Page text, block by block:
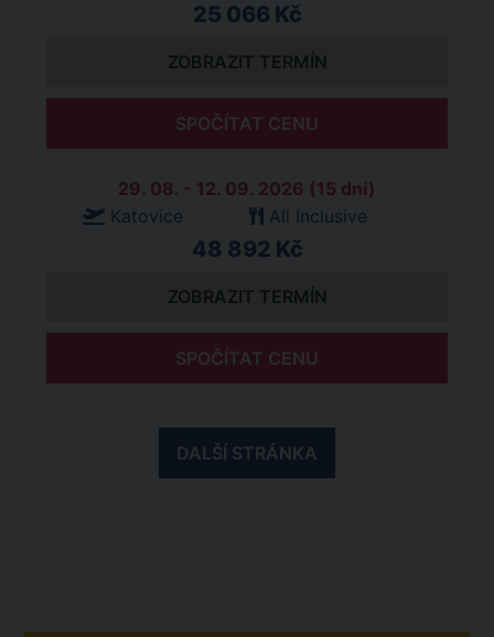
25 066 Kč
ZOBRAZIT TERMÍN
SPOČÍTAT CENU
29. 08. - 12. 09. 2026 (15 dní)
Katovice
All Inclusive
48 892 Kč
ZOBRAZIT TERMÍN
SPOČÍTAT CENU
DALŠÍ STRÁNKA